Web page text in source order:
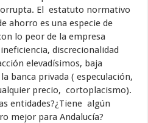
El estatuto normativo
ahorro es una especie de
lo peor de la empresa
discrecionalidad
elevadísimos, baja
banca privada ( especulación,
precio, cortoplacismo).
entidades?¿Tiene algún
mejor para Andalucía?